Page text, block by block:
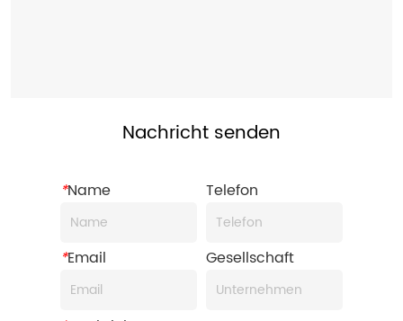
Nachricht senden
*Name Telefon
*Email Gesellschaft